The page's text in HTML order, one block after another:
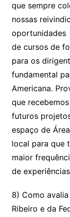
que sempre
nossas
oportunidades
de cursos de
para os
fundamental
Americana.
que
futuros
espaço de
local para que
maior
de
8) Como
Ribeiro e da